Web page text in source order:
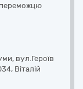
переможцю
вул.Героїв
, Віталій